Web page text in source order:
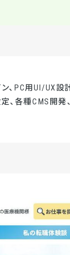
、PC用UI/UX設
、各種CMS開